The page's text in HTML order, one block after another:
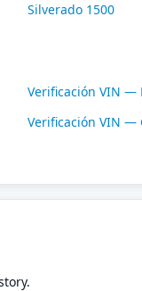
Silverado 1500
Verificación VIN —
Verificación VIN —